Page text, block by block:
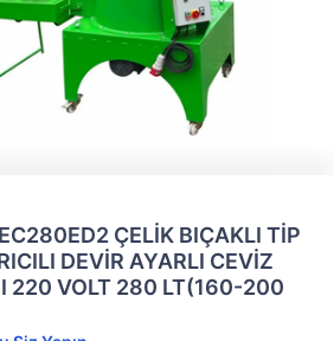
ÇELİK BIÇAKLI TİP
DEVİR AYARLI CEVİZ
220 VOLT 280 LT(160-200